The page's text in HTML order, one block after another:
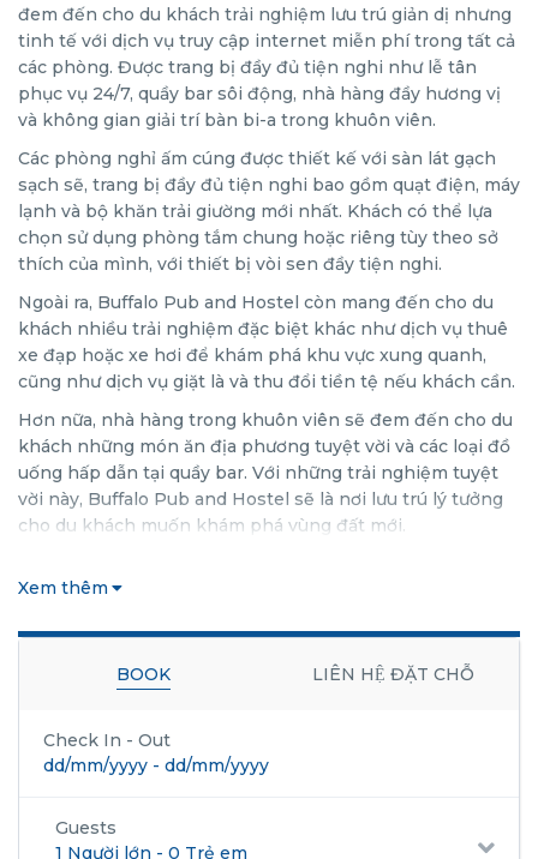
đem đến cho du khách trải nghiệm lưu trú giản dị nhưng
tinh tế với dịch vụ truy cập internet miễn phí trong tất cả
các phòng. Được trang bị đầy đủ tiện nghi như lễ tân
phục vụ 24/7, quầy bar sôi động, nhà hàng đầy hương vị
và không gian giải trí bàn bi-a trong khuôn viên.
Các phòng nghỉ ấm cúng được thiết kế với sàn lát gạch
sạch sẽ, trang bị đầy đủ tiện nghi bao gồm quạt điện, máy
lạnh và bộ khăn trải giường mới nhất. Khách có thể lựa
chọn sử dụng phòng tắm chung hoặc riêng tùy theo sở
thích của mình, với thiết bị vòi sen đầy tiện nghi.
Ngoài ra, Buffalo Pub and Hostel còn mang đến cho du
khách nhiều trải nghiệm đặc biệt khác như dịch vụ thuê
xe đạp hoặc xe hơi để khám phá khu vực xung quanh,
cũng như dịch vụ giặt là và thu đổi tiền tệ nếu khách cần.
Hơn nữa, nhà hàng trong khuôn viên sẽ đem đến cho du
khách những món ăn địa phương tuyệt vời và các loại đồ
uống hấp dẫn tại quầy bar. Với những trải nghiệm tuyệt
vời này, Buffalo Pub and Hostel sẽ là nơi lưu trú lý tưởng
cho du khách muốn khám phá vùng đất mới.
Xem thêm
BOOK LIÊN HỆ ĐẶT CHỖ
Check In - Out
dd/mm/yyyy - dd/mm/yyyy
Guests
1 Người lớn - 0 Trẻ em